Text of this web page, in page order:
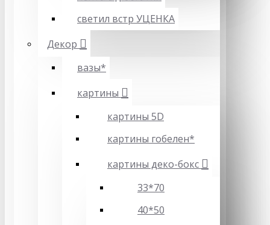
светил встр УЦЕНКА
Декор
вазы*
картины
картины 5D
картины гобелен*
картины деко-бокс
33*70
40*50